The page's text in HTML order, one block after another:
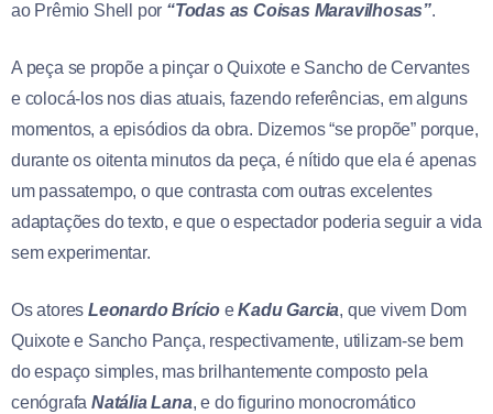
ao Prêmio Shell por “Todas as Coisas Maravilhosas”.
A peça se propõe a pinçar o Quixote e Sancho de Cervantes
e colocá-los nos dias atuais, fazendo referências, em alguns
momentos, a episódios da obra. Dizemos “se propõe” porque,
durante os oitenta minutos da peça, é nítido que ela é apenas
um passatempo, o que contrasta com outras excelentes
adaptações do texto, e que o espectador poderia seguir a vida
sem experimentar.
Os atores Leonardo Brício eKadu Garcia, que vivem Dom
Quixote e Sancho Pança, respectivamente, utilizam-se bem
do espaço simples, mas brilhantemente composto pela
cenógrafa Natália Lana, e do figurino monocromático